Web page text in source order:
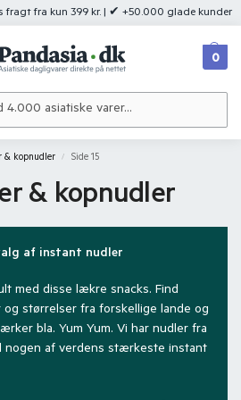
fra kun 399 kr. | ✔ +50.000 glade kunder
0
& kopnudler / Side 15
& kopnudler
af instant nudler
med disse lækre snacks. Find
størrelser fra forskellige lande og
bla. Yum Yum. Vi har nudler fra
nogen af verdens stærkeste instant